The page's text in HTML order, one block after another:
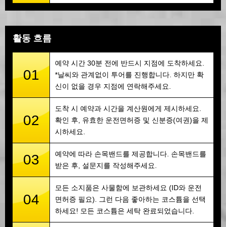
활동 흐름
01
예약 시간 30분 전에 반드시 지점에 도착하세요.
*날씨와 관계없이 투어를 진행합니다. 하지만 확
신이 없을 경우 지점에 연락해주세요.
02
도착 시 예약과 시간을 계산원에게 제시하세요.
확인 후, 유효한 운전면허증 및 신분증(여권)을 제
시하세요.
03
예약에 따라 손목밴드를 제공합니다. 손목밴드를
받은 후, 설문지를 작성해주세요.
04
모든 소지품은 사물함에 보관하세요 (ID와 운전
면허증 필요). 그런 다음 좋아하는 코스튬을 선택
하세요! 모든 코스튬은 세탁 완료되었습니다.